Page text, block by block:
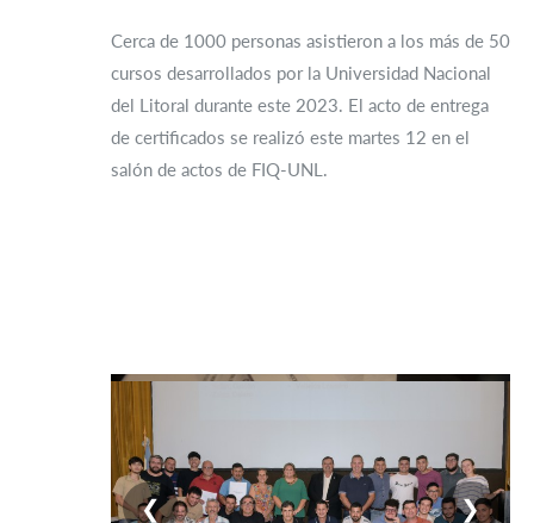
Cerca de 1000 personas asistieron a los más de 50
cursos desarrollados por la Universidad Nacional
del Litoral durante este 2023. El acto de entrega
de certificados se realizó este martes 12 en el
salón de actos de FIQ-UNL.
❮ ❯